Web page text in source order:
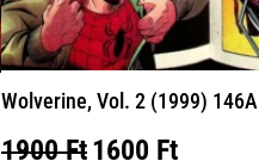
Wolverine, Vol. 2 (1999) 146A
1900FtOriginal
1600 FtCurrent